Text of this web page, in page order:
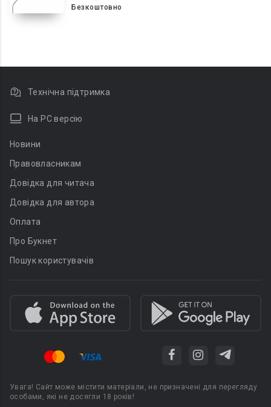
Безкоштовно
Технічна підтримка
На PC версію
Новини
Правовласникам
Довідка для читача
Довідка для автора
Оплата
Про Букнет
Пошук користувачів
Увага! Сайт може містити матеріали, не призначені для перегляду
особами, які не досягли 18 років!